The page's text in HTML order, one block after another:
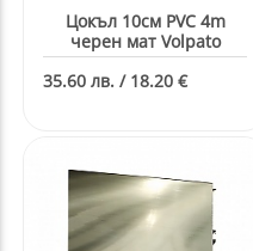
Цокъл 10см PVC 4m
черен мат Volpato
35.60 лв. / 18.20 €